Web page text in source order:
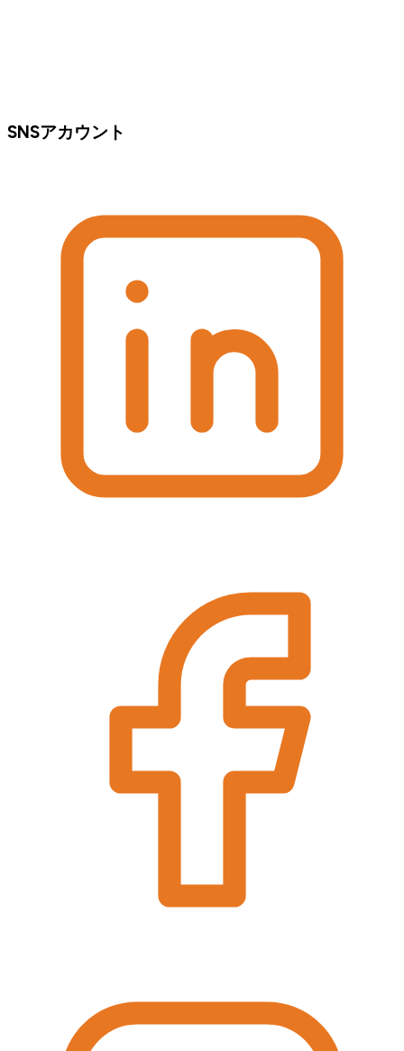
SNSアカウント